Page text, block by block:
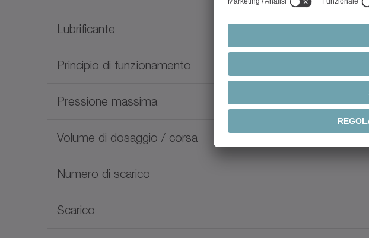
Lubrificante
Principio di funzionamento
Pressione massima
Volume di dosaggio / corsa
Numero di scarico
Scarico